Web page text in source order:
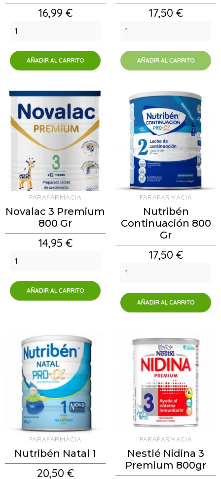
Precio
16,99 €
AÑADIR AL CARRITO
Precio
17,50 €
AÑADIR AL CARRITO
PARAFARMACIA
Novalac 3 Premium
800 Gr
Precio
14,95 €
AÑADIR AL CARRITO
PARAFARMACIA
Nutribén
Continuación 800
Gr
Precio
17,50 €
AÑADIR AL CARRITO
PARAFARMACIA
Nutribén Natal 1
Precio
20,50 €
PARAFARMACIA
Nestlé Nidina 3
Premium 800gr